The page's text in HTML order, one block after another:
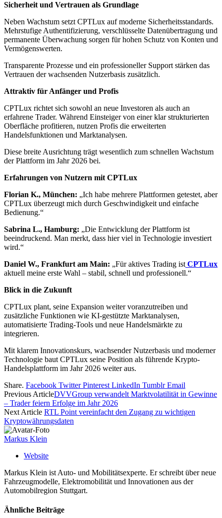
Sicherheit und Vertrauen als Grundlage
Neben Wachstum setzt CPTLux auf moderne Sicherheitsstandards.
Mehrstufige Authentifizierung, verschlüsselte Datenübertragung und
permanente Überwachung sorgen für hohen Schutz von Konten und
Vermögenswerten.
Transparente Prozesse und ein professioneller Support stärken das
Vertrauen der wachsenden Nutzerbasis zusätzlich.
Attraktiv für Anfänger und Profis
CPTLux richtet sich sowohl an neue Investoren als auch an
erfahrene Trader. Während Einsteiger von einer klar strukturierten
Oberfläche profitieren, nutzen Profis die erweiterten
Handelsfunktionen und Marktanalysen.
Diese breite Ausrichtung trägt wesentlich zum schnellen Wachstum
der Plattform im Jahr 2026 bei.
Erfahrungen von Nutzern mit CPTLux
Florian K., München: „Ich habe mehrere Plattformen getestet, aber
CPTLux überzeugt mich durch Geschwindigkeit und einfache
Bedienung.“
Sabrina L., Hamburg: „Die Entwicklung der Plattform ist
beeindruckend. Man merkt, dass hier viel in Technologie investiert
wird.“
Daniel W., Frankfurt am Main: „Für aktives Trading ist CPTLux
aktuell meine erste Wahl – stabil, schnell und professionell.“
Blick in die Zukunft
CPTLux plant, seine Expansion weiter voranzutreiben und
zusätzliche Funktionen wie KI-gestützte Marktanalysen,
automatisierte Trading-Tools und neue Handelsmärkte zu
integrieren.
Mit klarem Innovationskurs, wachsender Nutzerbasis und moderner
Technologie baut CPTLux seine Position als führende Krypto-
Handelsplattform im Jahr 2026 weiter aus.
Share. Facebook Twitter Pinterest LinkedIn Tumblr Email
Previous ArticleDVVGroup verwandelt Marktvolatilität in Gewinne
– Trader feiern Erfolge im Jahr 2026
Next Article RTL Point vereinfacht den Zugang zu wichtigen
Kryptowährungsdaten
Markus Klein
Website
Markus Klein ist Auto- und Mobilitätsexperte. Er schreibt über neue
Fahrzeugmodelle, Elektromobilität und Innovationen aus der
Automobilregion Stuttgart.
Ähnliche Beiträge